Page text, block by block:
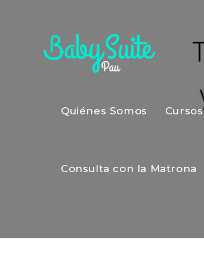
Quiénes Somos Cursos
Consulta con la Matrona